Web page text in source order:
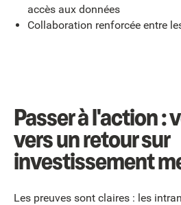
accès aux données
Collaboration renforcée entre
Passer à l'action :
vers un retour sur
investissement
Les preuves sont claires : les